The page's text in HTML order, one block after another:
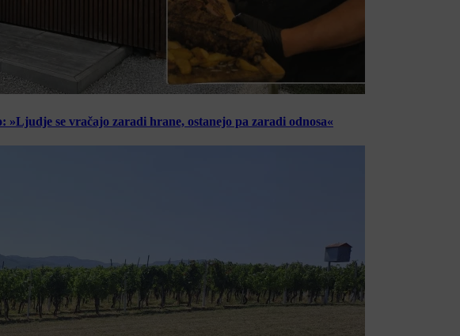
se vračajo zaradi hrane, ostanejo pa zaradi odnosa«